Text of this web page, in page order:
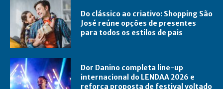
Do clássico ao criativo: Shopping São
José reúne opções de presentes
para todos os estilos de pais
Dor Danino completa line-up
internacional do LENDAA 2026 e
reforça proposta de festival voltado